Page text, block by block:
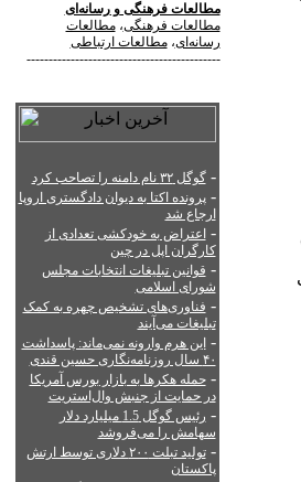
مطالعات فرهنگیورسانه‌ای
مطالعات فرهنگی،مطالعات
رسانه‌ای،مطالعات ارتباطی
--------------------------------------------
-گوگل ۳۲ نام دامنه را تصاحب کرد
-پرونده اکتا به دیوان دادگستری اروپا
ارجاع شد
- اعتراض به خودکشی تعدادی از
کارگران اپل در چین
- قوانین تبلیغات انتخابات مجلس
شورای اسلامی
- فناوری‌های تشخیص چهره به کمک
تبلیغات می‌آیند
-این هرم وارونه نمی‌ماند: پاسداشت
۴۰ سال روزنامه‌نگاری حسین قندی
-حمله هکرها به بازار بورس آمریکا
در حمایت از جنبش وال‌استریت
-
رئیس گوگل 1.5 میلیارد دلار
سهامش را می‌فروشد
-
تولید تبلت ۲۰۰ دلاری توسط ارتش
پاکستان